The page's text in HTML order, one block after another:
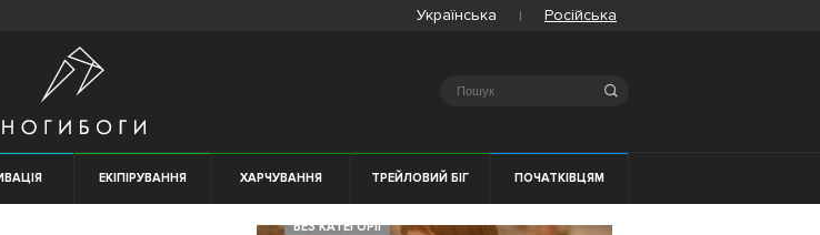
Українська Російська
Search
ЕКІПІРУВАННЯ ХАРЧУВАННЯ ТРЕЙЛОВИЙ БІГ ПОЧАТКІВЦЯМ
БЕЗ КАТЕГОРІЇ